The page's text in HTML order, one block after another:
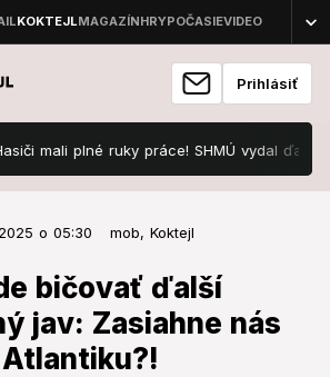
Prihlásiť
plné ruky práce! SHMÚ vydal ďalšie
o 05:30 mob, Koktejl
bičovať ďalší
jav: Zasiahne nás
Atlantiku?!
2025 o 05:30
bičovať ďalší
jav: Zasiahne nás